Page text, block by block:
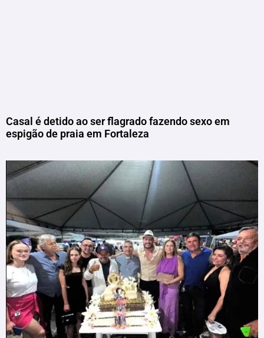
Casal é detido ao ser flagrado fazendo sexo em
espigão de praia em Fortaleza